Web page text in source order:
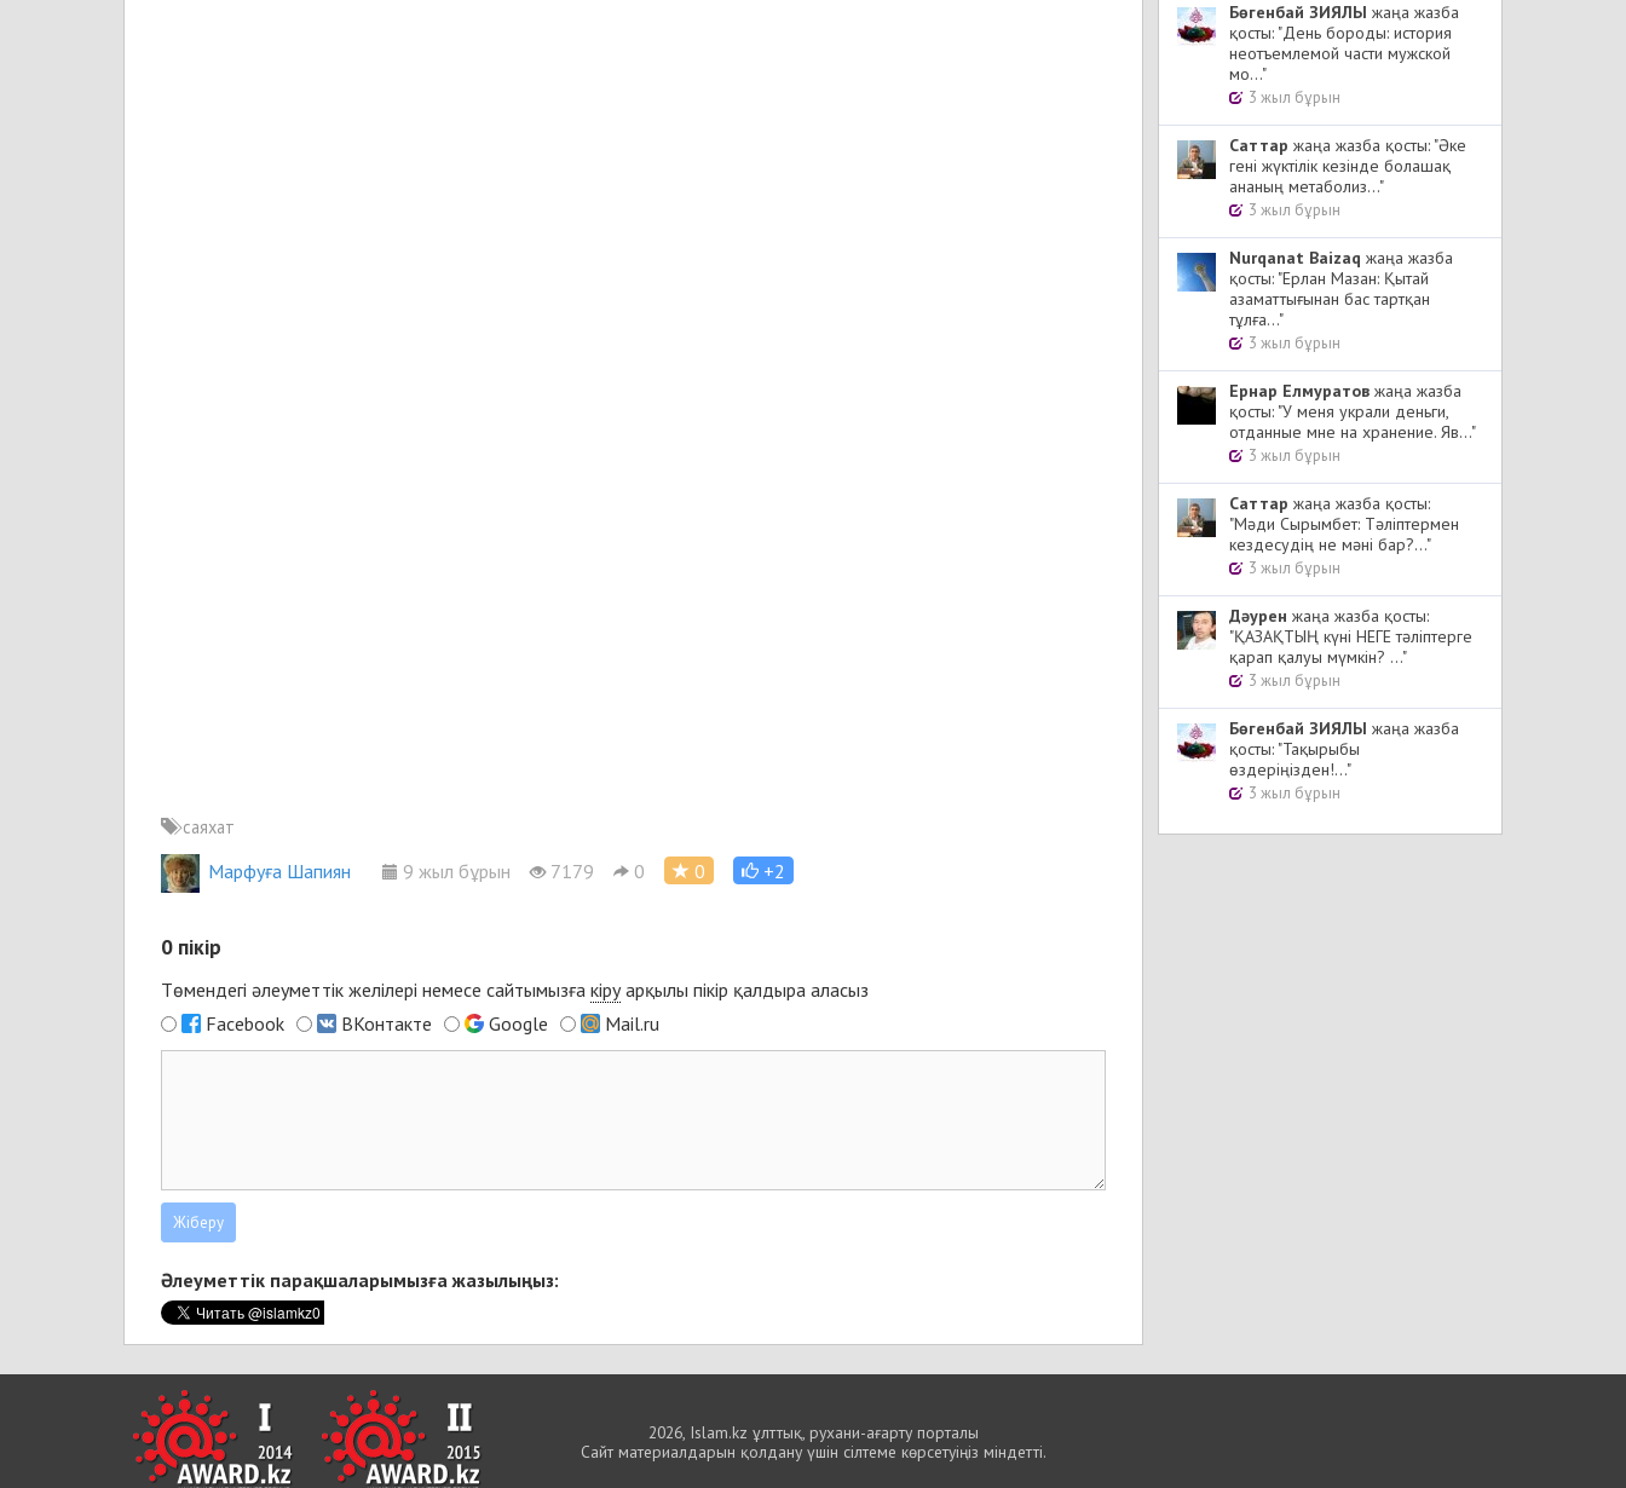
саяхат
Марфуға Шапиян 9 жыл бұрын 7179 0 0 +2
0 пікір
Төмендегі әлеуметтік желілері немесе сайтымызға кіруарқылы пікір қалдыра аласыз
Facebook
ВКонтакте Google Mail.ru
Әлеуметтік парақшаларымызға жазылыңыз:
Бөгенбай ЗИЯЛЫ жаңа жазба
қосты: "День бороды: история
неотъемлемой части мужской
мо..."
3 жыл бұрын
Cаттар жаңа жазба қосты: "Әке
гені жүктілік кезінде болашақ
ананың метаболиз..."
3 жыл бұрын
Nurqanat Baizaq жаңа жазба
қосты: "Ерлан Мазан: Қытай
азаматтығынан бас тартқан
тұлға..."
3 жыл бұрын
Ернар Елмуратов жаңа жазба
қосты: "У меня украли деньги,
отданные мне на хранение. Яв..."
3 жыл бұрын
Cаттар жаңа жазба қосты:
"Мәди Сырымбет: Тәліптермен
кездесудің не мәні бар?..."
3 жыл бұрын
Дәурен жаңа жазба қосты:
"ҚАЗАҚТЫҢ күні НЕГЕ тәліптерге
қарап қалуы мүмкін? ..."
3 жыл бұрын
Бөгенбай ЗИЯЛЫ жаңа жазба
қосты: "Тақырыбы
өздеріңізден!..."
3 жыл бұрын
2026, Islam.kz ұлттық, рухани-ағарту порталы
Сайт материалдарын қолдану үшін сілтеме көрсетуіңіз міндетті.